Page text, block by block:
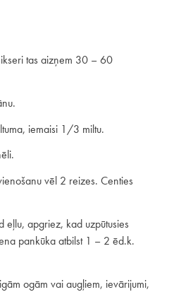
tas aizņem 30 – 60
iemaisi 1/3 miltu.
vēl 2 reizes. Centies
apgriez, kad uzpūtusies
pankūka atbilst 1 – 2 ēd.k.
ogām vai augļiem, ievārijumi,